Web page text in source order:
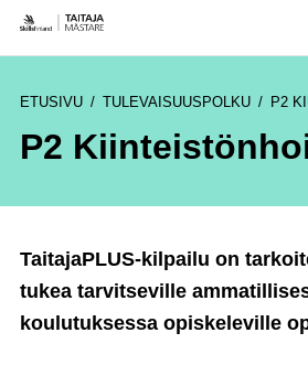
ETUSIVU TULEVAISUUSPOLKU P2
P2
TaitajaPLUS-kilpailu on
tukea tarvitseville
koulutuksessa opiskeleville